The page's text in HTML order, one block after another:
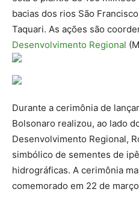
bacias dos rios São
Taquari. As ações são
Desenvolvimento Regional
Durante a cerimônia de
Bolsonaro realizou, ao lado
Desenvolvimento Regional,
simbólico de sementes de
hidrográficas. A cerimônia
comemorado em 22 de